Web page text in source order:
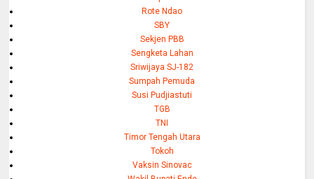
Rote Ndao
SBY
Sekjen PBB
Sengketa Lahan
Sriwijaya SJ-182
Sumpah Pemuda
Susi Pudjiastuti
TGB
TNI
Timor Tengah Utara
Tokoh
Vaksin Sinovac